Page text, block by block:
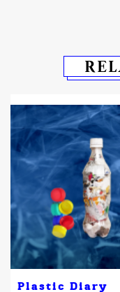
Plastic Diary